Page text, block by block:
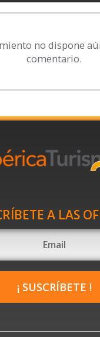
no dispone
comentario.
A LAS
¡ SUSCRÍBETE !